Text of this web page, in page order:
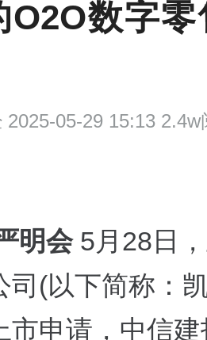
O2O数字
2025-05-29 15:13 2.4w
明会 5月28日
司(以下简称：
市申请，中信